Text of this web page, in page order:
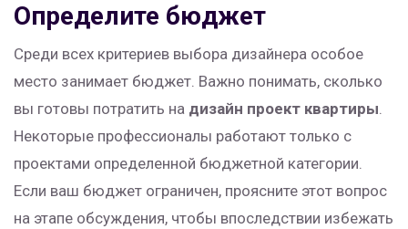
Определите бюджет
Среди всех критериев выбора дизайнера особое
место занимает бюджет. Важно понимать, сколько
вы готовы потратить на дизайн проект квартиры.
Некоторые профессионалы работают только с
проектами определенной бюджетной категории.
Если ваш бюджет ограничен, проясните этот вопрос
на этапе обсуждения, чтобы впоследствии избежать